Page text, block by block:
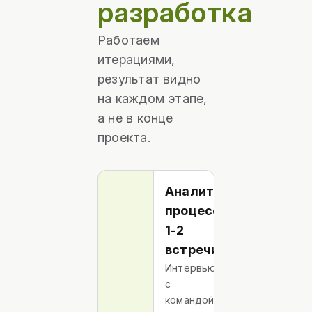
разработка
Работаем
итерациями,
результат видно
на каждом этапе,
а не в конце
проекта.
Аналитика
процессов:
1-2
встречи
Интервью
с
командой: